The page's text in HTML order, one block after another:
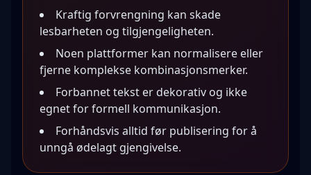
Kraftig forvrengning kan skade
lesbarheten og tilgjengeligheten.
Noen plattformer kan normalisere eller
fjerne komplekse kombinasjonsmerker.
Forbannet tekst er dekorativ og ikke
egnet for formell kommunikasjon.
Forhåndsvis alltid før publisering for å
unngå ødelagt gjengivelse.